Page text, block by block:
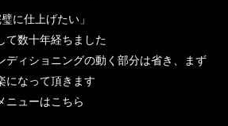
に仕上げたい」
て数十年経ちました
ディショニングの動く部分は省き、まず
になって頂きます
ニューはこちら